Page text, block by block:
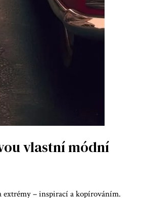
vlastní módní
extrémy – inspirací a kopírováním.